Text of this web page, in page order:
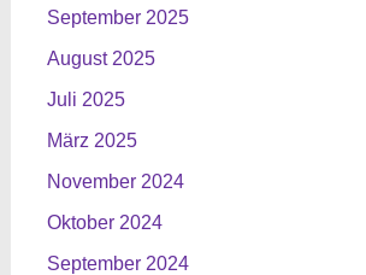
September 2025
August 2025
Juli 2025
März 2025
November 2024
Oktober 2024
September 2024